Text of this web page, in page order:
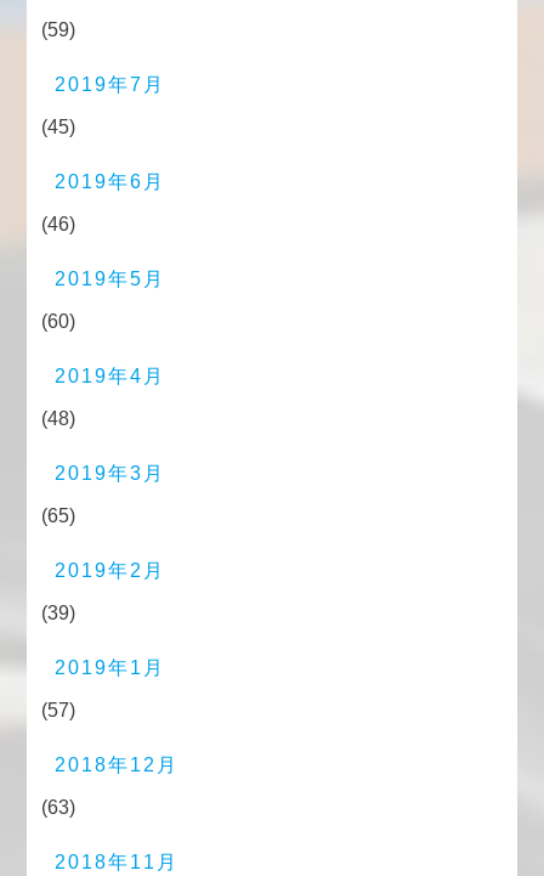
(59)
2019年7月
(45)
2019年6月
(46)
2019年5月
(60)
2019年4月
(48)
2019年3月
(65)
2019年2月
(39)
2019年1月
(57)
2018年12月
(63)
2018年11月